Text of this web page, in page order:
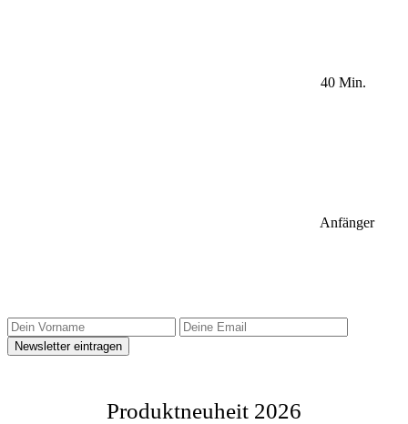
40 Min.
Anfänger
Produktneuheit 2026